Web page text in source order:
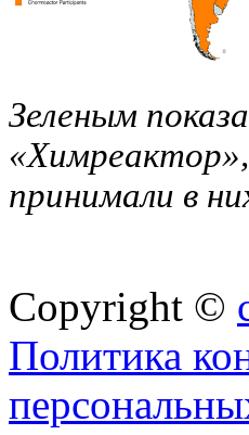
Зеленым
принимали в
Copyright ©
Политика